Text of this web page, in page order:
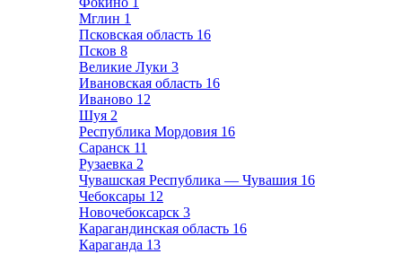
Мглин 1
Псковская область 16
Псков 8
Великие Луки 3
Ивановская область 16
Иваново 12
Шуя 2
Республика Мордовия 16
Саранск 11
Рузаевка 2
Чувашская Республика — Чувашия 16
Чебоксары 12
Новочебоксарск 3
Карагандинская область 16
Караганда 13